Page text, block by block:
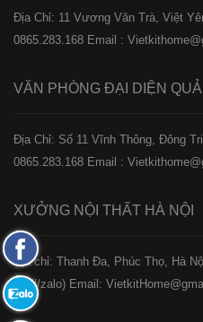
Địa Chỉ: 11 Vương Văn Trà, Việt
0865.283.168 Email :
VĂN PHÒNG ĐẠI DIỆN
Địa Chỉ: Số 11 Vĩnh Thông, Đông
0865.283.168 Email :
XƯỞNG NỘI THẤT HÀ NỘI
️Địa chỉ: Thanh Đa, Phúc Thọ, Hà
(Call/zalo) Email:
Fanpage
Facebook
Zalo: